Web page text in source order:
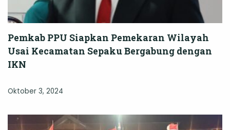
Pemkab PPU Siapkan Pemekaran Wilayah
Usai Kecamatan Sepaku Bergabung dengan
IKN
Oktober 3, 2024